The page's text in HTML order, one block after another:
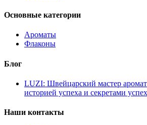
Основные категории
Ароматы
Флаконы
Блог
LUZI: Швейцарский мастер
историей успеха и секретами
Наши контакты